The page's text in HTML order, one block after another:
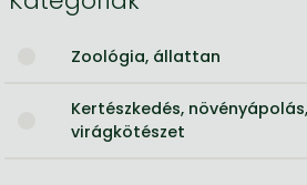
Zoológia, állattan
Kertészkedés, növényápolás,
virágkötészet